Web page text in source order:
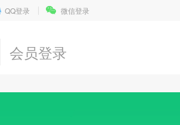
QQ登录 微信登录
会员登录